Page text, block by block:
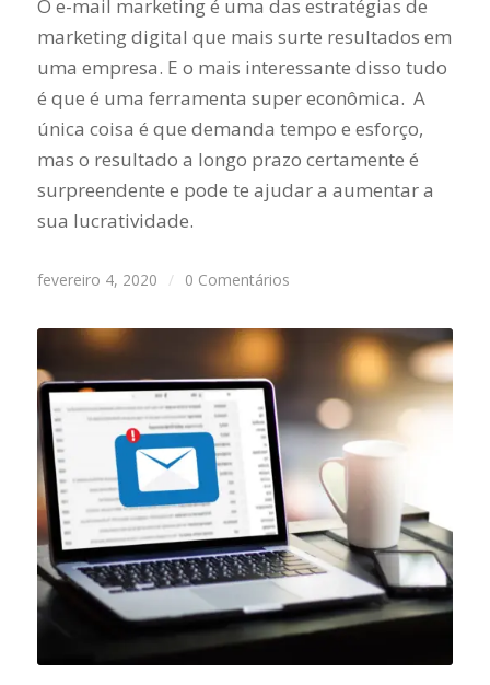
O e-mail marketing é uma das estratégias de
marketing digital que mais surte resultados em
uma empresa. E o mais interessante disso tudo
é que é uma ferramenta super econômica. A
única coisa é que demanda tempo e esforço,
mas o resultado a longo prazo certamente é
surpreendente e pode te ajudar a aumentar a
sua lucratividade.
fevereiro 4, 2020 / 0 Comentários